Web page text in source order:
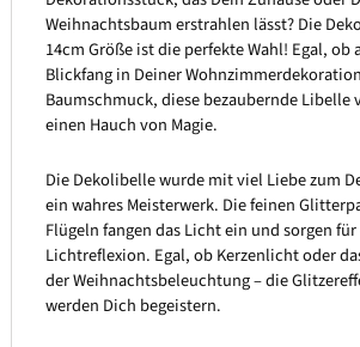
Weihnachtsbaum erstrahlen lässt? Die
14cm Größe ist die perfekte Wahl! Egal, ob
Blickfang in Deiner
Baumschmuck, diese bezaubernde Libelle
einen Hauch von Magie.
Die Dekolibelle wurde mit viel Liebe zum
ein wahres Meisterwerk. Die feinen
Flügeln fangen das Licht ein und sorgen
Lichtreflexion. Egal, ob Kerzenlicht oder
der Weihnachtsbeleuchtung – die
werden Dich begeistern.